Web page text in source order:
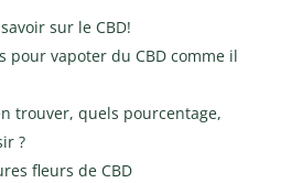
sur le CBD!
pour vapoter du CBD comme il
trouver, quels pourcentage,
?
fleurs de CBD